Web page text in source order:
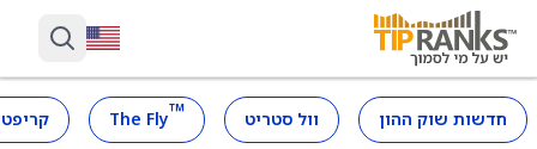
חדשות שוק ההון וול סטריט ™
The Fly